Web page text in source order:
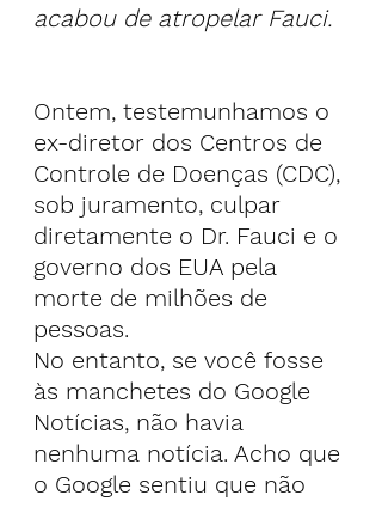
acabou de atropelar Fauci.
Ontem, testemunhamos o
ex-diretor dos Centros de
Controle de Doenças (CDC),
sob juramento, culpar
diretamente o Dr. Fauci e o
governo dos EUA pela
morte de milhões de
pessoas.
No entanto, se você fosse
às manchetes do Google
Notícias, não havia
nenhuma notícia. Acho que
o Google sentiu que não